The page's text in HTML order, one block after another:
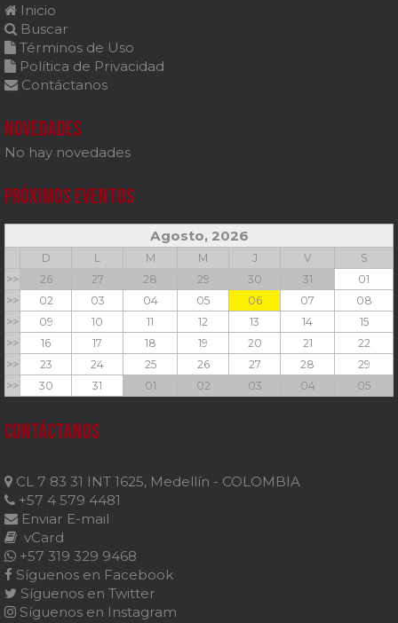
Inicio
Buscar
Términos de Uso
Política de Privacidad
Contáctanos
Novedades
No hay novedades
Próximos Eventos
Agosto, 2026
D L M M J V
S
>>
26 27 28 29 30 31
01
>>
02 03 04 05 06 07
08
>>
09 10 11 12 13 14
15
>>
16 17 18 19 20 21
22
>>
23 24 25 26 27 28
29
>>
30 31 01 02 03 04 05
Contáctanos
CL 7 83 31 INT 1625, Medellín - COLOMBIA
+57 4 579 4481
Enviar E-mail
vCard
+57 319 329 9468
Síguenos en Facebook
Síguenos en Twitter
Síguenos en Instagram